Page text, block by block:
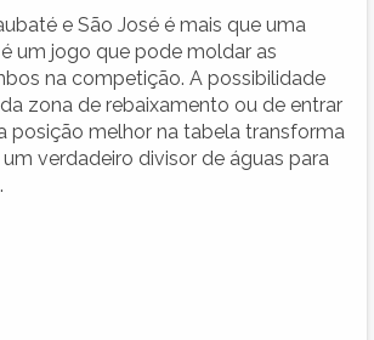
e São José é mais que uma
um jogo que pode moldar as
na competição. A possibilidade
zona de rebaixamento ou de entrar
posição melhor na tabela transforma
verdadeiro divisor de águas para